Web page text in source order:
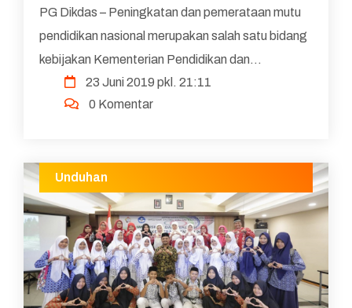
PG Dikdas – Peningkatan dan pemerataan mutu
pendidikan nasional merupakan salah satu bidang
kebijakan Kementerian Pendidikan dan
Kebudayaan yang telah berjalan dalam beberapa
dekade Pemerintahan...
23 Juni 2019 pkl. 21:11
0 Komentar
Unduhan